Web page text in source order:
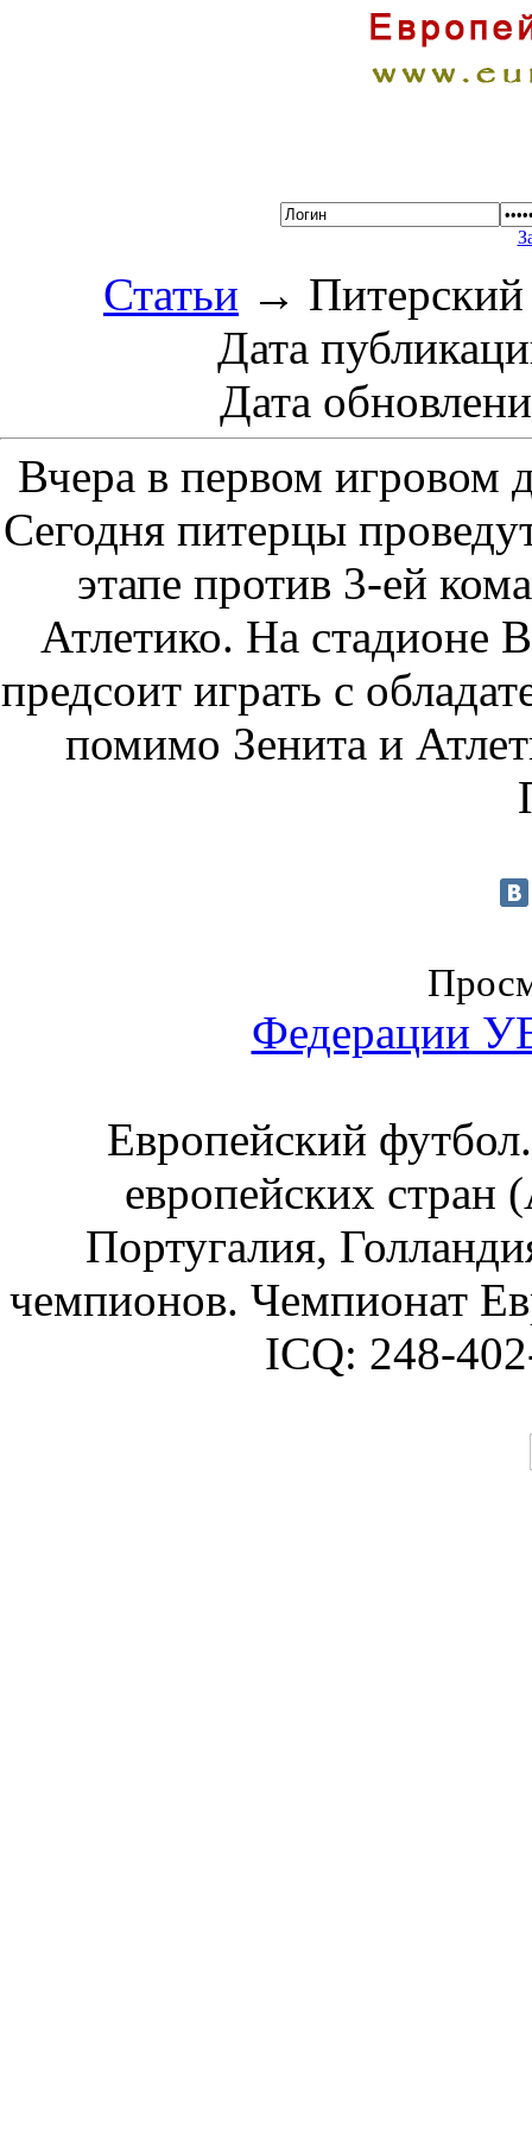
Статьи → Питерский
Дата
Дата
Вчера в первом игровом
Сегодня питерцы
этапе против 3-ей
Атлетико. На стадионе
предсоит играть с
помимо Зенита и
Федерации
Европейский
европейских стран
Португалия,
чемпионов. Чемпионат
ICQ: 248-